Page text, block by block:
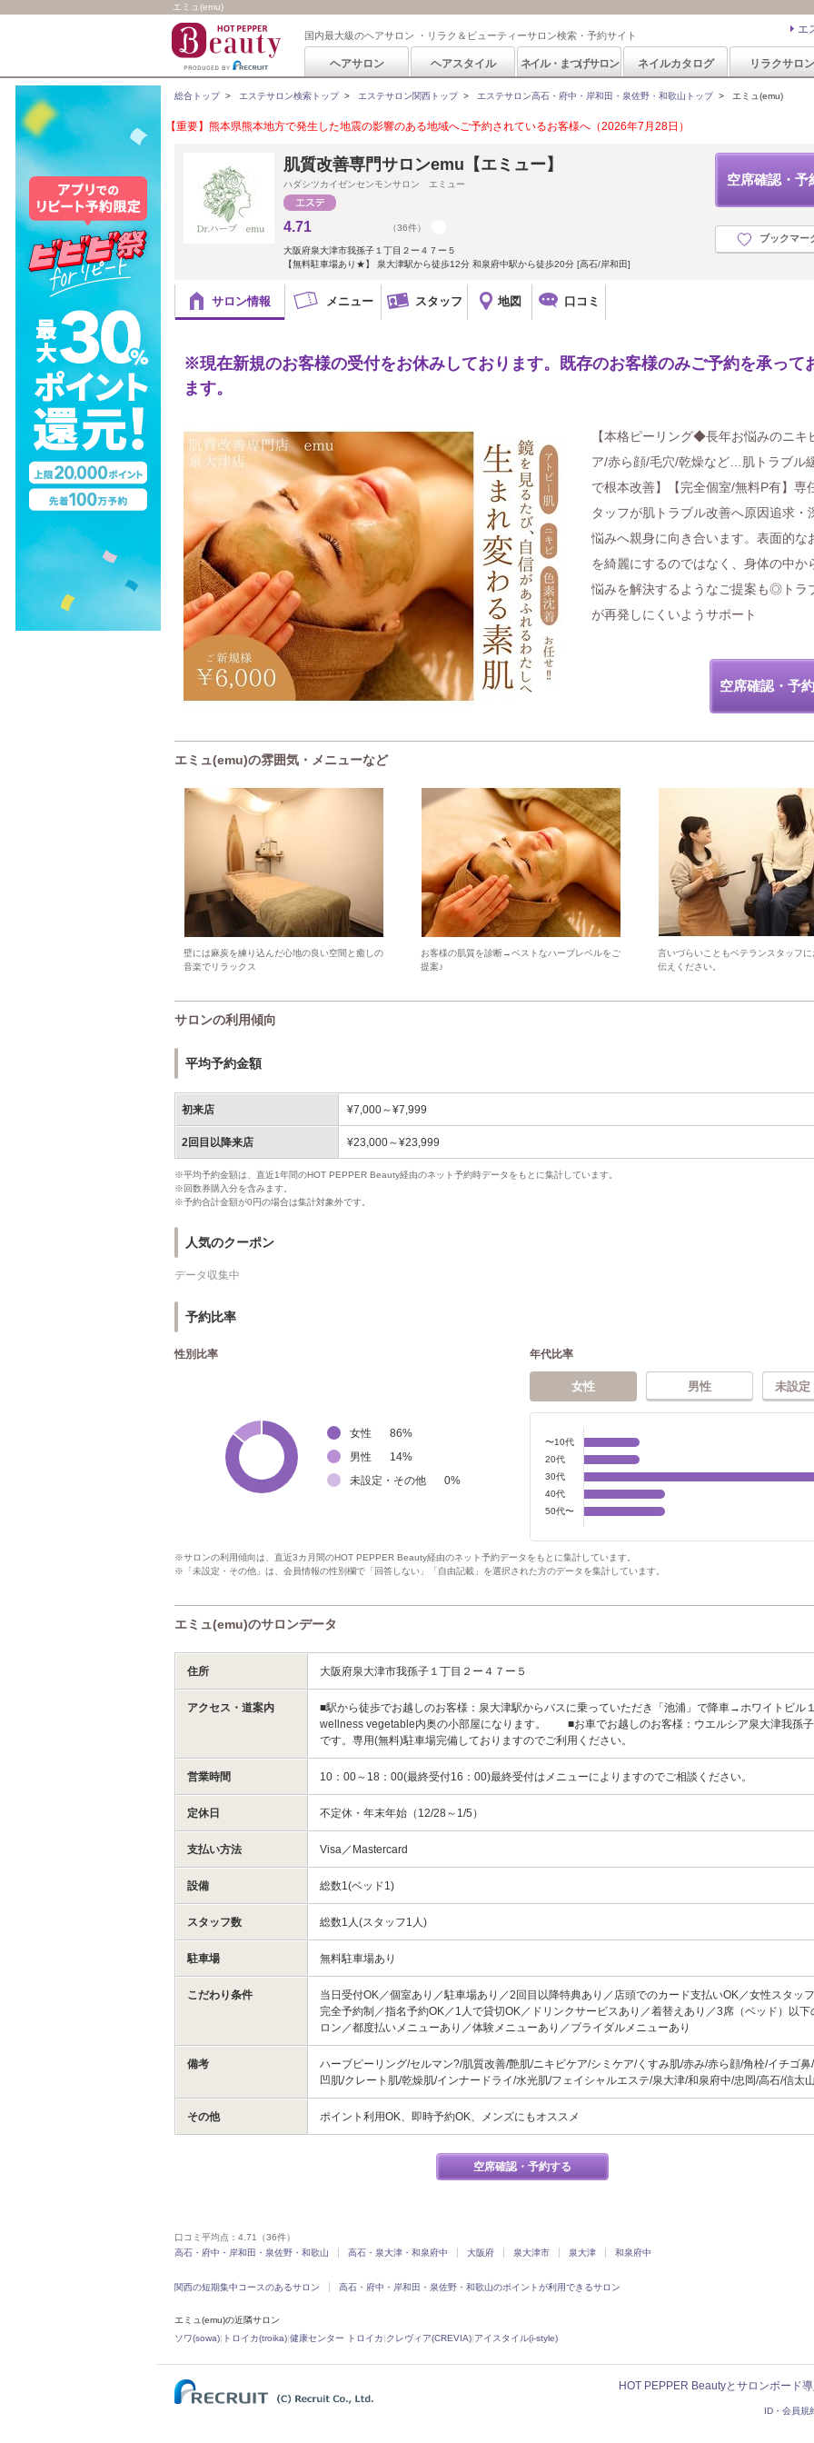
エミュ(emu)
国内最大級のヘアサロン ・リラク＆ビューティーサロン検索・予約サイト エ
ヘアサロン ヘアスタイル ネイル・まつげサロン ネイルカタログ リラクサロン
総合トップ> エステサロン検索トップ> エステサロン関西トップ> エステサロン高石・府中・岸和田・泉佐野・和歌山トップ> エミュ(emu)
【重要】熊本県熊本地方で発生した地震の影響のある地域へご予約されているお客様へ（2026年7月28日）
空席確認・予
ブックマー
肌質改善専門サロンemu【エミュー】
ハダシツカイゼンセンモンサロン エミュー
4.71 （36件）
大阪府泉大津市我孫子１丁目２ー４７ー５
【無料駐車場あり★】 泉大津駅から徒歩12分 和泉府中駅から徒歩20分 [高石/岸和田]
サロン情報 メニュー スタッフ 地図 口コミ
※現在新規のお客様の受付をお休みしております。既存のお客様のみご予約を承って
ます。
【本格ピーリング◆長年お悩みのニキ
ア/赤ら顔/毛穴/乾燥など…肌トラブル
で根本改善】【完全個室/無料P有】専
タッフが肌トラブル改善へ原因追求・
悩みへ親身に向き合います。表面的な
を綺麗にするのではなく、身体の中か
悩みを解決するようなご提案も◎トラ
が再発しにくいようサポート
空席確認・予
エミュ(emu)の雰囲気・メニューなど
壁には麻炭を練り込んだ心地の良い空間と癒しの
音楽でリラックス
お客様の肌質を診断→ベストなハーブレベルをご
提案♪
言いづらいこともベテランスタッフに
伝えください。
サロンの利用傾向
平均予約金額
初来店 ¥7,000～¥7,999
2回目以降来店 ¥23,000～¥23,999
※平均予約金額は、直近1年間のHOT PEPPER Beauty経由のネット予約時データをもとに集計しています。
※回数券購入分を含みます。
※予約合計金額が0円の場合は集計対象外です。
人気のクーポン
データ収集中
予約比率
性別比率
女性 86%
男性
14%
未設定・その他
0%
年代比率
女性 男性 未設定
〜10代
20代
30代
40代
50代〜
※サロンの利用傾向は、直近3カ月間のHOT PEPPER Beauty経由のネット予約データをもとに集計しています。
※「未設定・その他」は、会員情報の性別欄で「回答しない」「自由記載」を選択された方のデータを集計しています。
エミュ(emu)のサロンデータ
住所 大阪府泉大津市我孫子１丁目２ー４７ー５
アクセス・道案内
■駅から徒歩でお越しのお客様：泉大津駅からバスに乗っていただき「池浦」で降車→ホワイトビル
wellness vegetable内奥の小部屋になります。 ■お車でお越しのお客様：ウエルシア泉大津我孫子
です。専用(無料)駐車場完備しておりますのでご利用ください。
営業時間 10：00～18：00(最終受付16：00)最終受付はメニューによりますのでご相談ください。
定休日 不定休・年末年始（12/28～1/5）
支払い方法 Visa／Mastercard
設備 総数1(ベッド1)
スタッフ数 総数1人(スタッフ1人)
駐車場 無料駐車場あり
こだわり条件
当日受付OK／個室あり／駐車場あり／2回目以降特典あり／店頭でのカード支払いOK／女性スタッ
完全予約制／指名予約OK／1人で貸切OK／ドリンクサービスあり／着替えあり／3席（ベッド）以下
ロン／都度払いメニューあり／体験メニューあり／ブライダルメニューあり
備考
ハーブピーリング/セルマン?/肌質改善/艶肌/ニキビケア/シミケア/くすみ肌/赤み/赤ら顔/角栓/イチゴ鼻
凹肌/クレート肌/乾燥肌/インナードライ/水光肌/フェイシャルエステ/泉大津/和泉府中/忠岡/高石/信太山
その他 ポイント利用OK、即時予約OK、メンズにもオススメ
空席確認・予約する
口コミ平均点： 4.71 （36件）
高石・府中・岸和田・泉佐野・和歌山 高石・泉大津・和泉府中 大阪府 泉大津市 泉大津 和泉府中
関西の短期集中コースのあるサロン 高石・府中・岸和田・泉佐野・和歌山のポイントが利用できるサロン
エミュ(emu)の近隣サロン
ソワ(sowa)| トロイカ(troika)|健康センター トロイカ|クレヴィア(CREVIA)|アイスタイル(i-style)
HOT PEPPER Beautyとサロンボード
ID・会員規